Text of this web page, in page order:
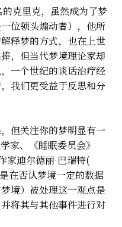
克里克，虽然成为了梦
位领头煽动者），他所
释梦的方式，也在上世
，但当代梦境理论家却
一个世纪的谈话治疗经
我们更受益于反思和分
但关注你的梦明显有一
家、《睡眠委员会》
家迪尔德丽·巴瑞特(
在否认梦境一定的数据
境）被处理这一观点是
将其与其他事件进行对